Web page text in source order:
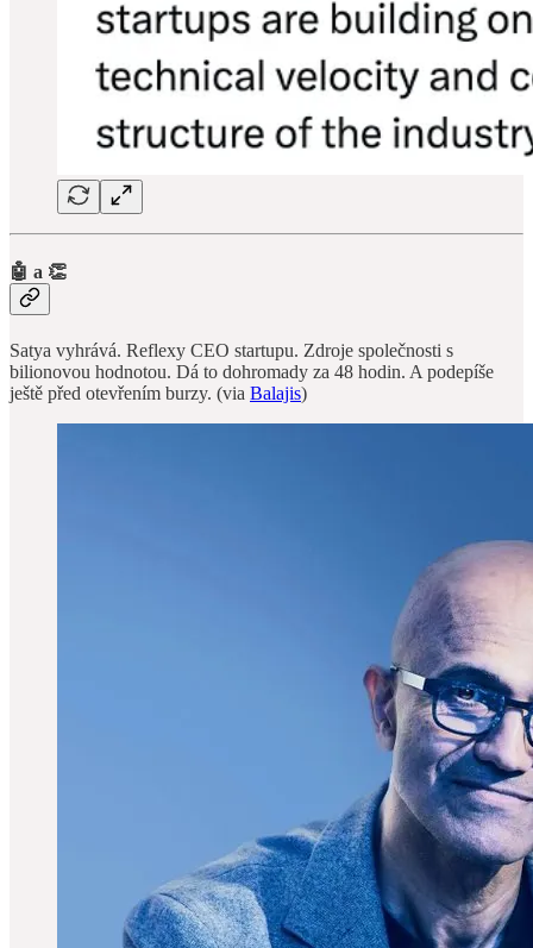
🤖 a 👏
Satya vyhrává. Reflexy CEO startupu. Zdroje společnosti s
bilionovou hodnotou. Dá to dohromady za 48 hodin. A podepíše
ještě před otevřením burzy. (via Balajis)